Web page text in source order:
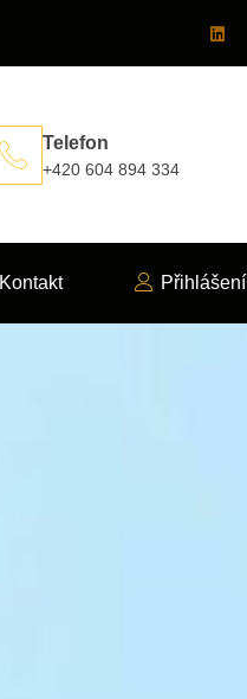
Telefon
+420 604 894 334
Kontakt Přihlášení